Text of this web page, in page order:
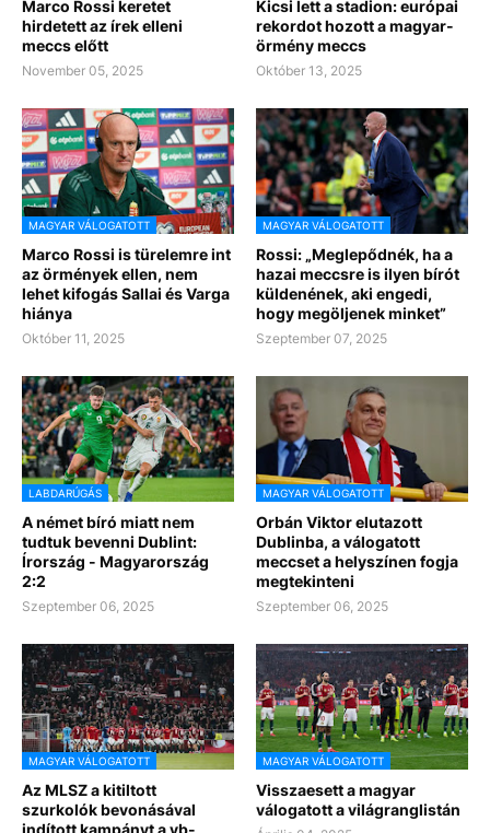
Marco Rossi keretet
hirdetett az írek elleni
meccs előtt
November 05, 2025
Kicsi lett a stadion: európai
rekordot hozott a magyar-
örmény meccs
Október 13, 2025
MAGYAR VÁLOGATOTT
Marco Rossi is türelemre int
az örmények ellen, nem
lehet kifogás Sallai és Varga
hiánya
Október 11, 2025
MAGYAR VÁLOGATOTT
Rossi: „Meglepődnék, ha a
hazai meccsre is ilyen bírót
küldenének, aki engedi,
hogy megöljenek minket”
Szeptember 07, 2025
LABDARÚGÁS
A német bíró miatt nem
tudtuk bevenni Dublint:
Írország - Magyarország
2:2
Szeptember 06, 2025
MAGYAR VÁLOGATOTT
Orbán Viktor elutazott
Dublinba, a válogatott
meccset a helyszínen fogja
megtekinteni
Szeptember 06, 2025
MAGYAR VÁLOGATOTT
Az MLSZ a kitiltott
szurkolók bevonásával
MAGYAR VÁLOGATOTT
Visszaesett a magyar
válogatott a világranglistán